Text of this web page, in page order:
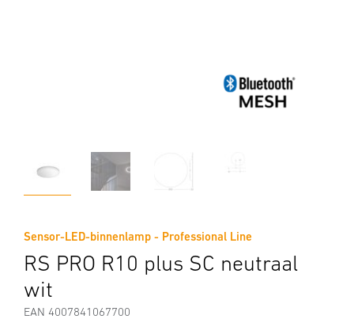
Sensor-LED-binnenlamp - Professional Line
RS PRO R10 plus SC neutraal
wit
EAN 4007841067700